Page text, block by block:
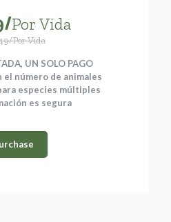
Por Vida
Por Vida
UN SOLO PAGO
el número de animales
especies múltiples
es segura